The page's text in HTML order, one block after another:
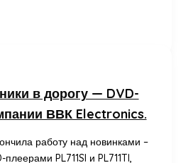
в дорогу — DVD-
ВВК Electronics.
работу над новинками –
PL711SI и PL711TI,